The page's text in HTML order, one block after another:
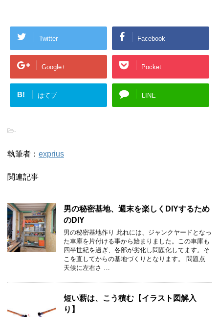
Twitter Facebook
Google+ Pocket
B! はてブ LINE
-
執筆者： exprius
関連記事
男の秘密基地、週末を楽しくDIYするため
のDIY
男の秘密基地作り 此れには、ジャンクヤードとなっ
た車庫を片付ける事から始まりました。この車庫も
四半世紀を過ぎ、各部が劣化し問題化してます。そ
こを直してからの基地づくりとなります。 問題点
天候に左右さ …
短い薪は、こう積む【イラスト図解入
り】